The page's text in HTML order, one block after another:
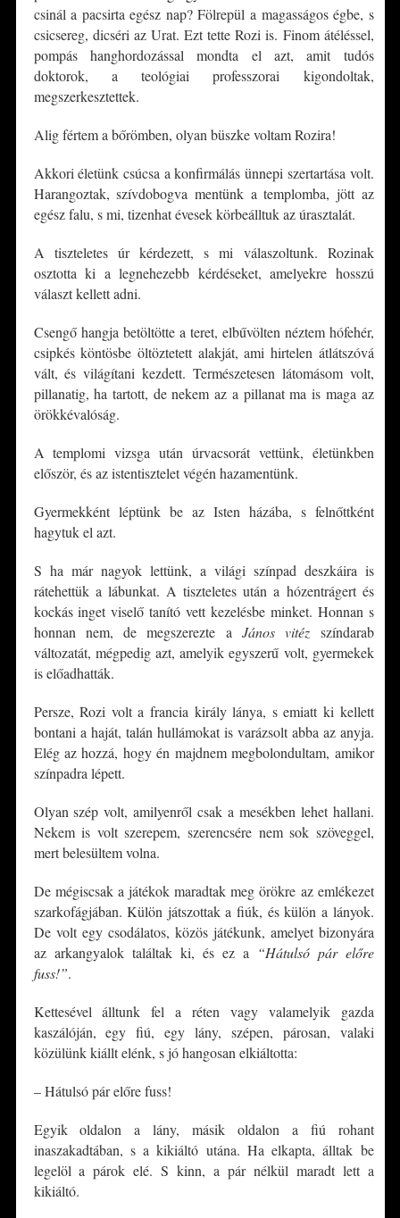
csinál a pacsirta egész nap? Fölrepül a magasságos égbe, s
csicsereg, dicséri az Urat. Ezt tette Rozi is. Finom átéléssel,
pompás hanghordozással mondta el azt, amit tudós
doktorok, a teológiai professzorai kigondoltak,
megszerkesztettek.
Alig fértem a bőrömben, olyan büszke voltam Rozira!
Akkori életünk csúcsa a konfirmálás ünnepi szertartása volt.
Harangoztak, szívdobogva mentünk a templomba, jött az
egész falu, s mi, tizenhat évesek körbeálltuk az úrasztalát.
A tiszteletes úr kérdezett, s mi válaszoltunk. Rozinak
osztotta ki a legnehezebb kérdéseket, amelyekre hosszú
választ kellett adni.
Csengő hangja betöltötte a teret, elbűvölten néztem hófehér,
csipkés köntösbe öltöztetett alakját, ami hirtelen átlátszóvá
vált, és világítani kezdett. Természetesen látomásom volt,
pillanatig, ha tartott, de nekem az a pillanat ma is maga az
örökkévalóság.
A templomi vizsga után úrvacsorát vettünk, életünkben
először, és az istentisztelet végén hazamentünk.
Gyermekként léptünk be az Isten házába, s felnőttként
hagytuk el azt.
S ha már nagyok lettünk, a világi színpad deszkáira is
rátehettük a lábunkat. A tiszteletes után a hózentrágert és
kockás inget viselő tanító vett kezelésbe minket. Honnan s
honnan nem, de megszerezte aJános vitéz színdarab
változatát, mégpedig azt, amelyik egyszerű volt, gyermekek
is előadhatták.
Persze, Rozi volt a francia király lánya, s emiatt ki kellett
bontani a haját, talán hullámokat is varázsolt abba az anyja.
Elég az hozzá, hogy én majdnem megbolondultam, amikor
színpadra lépett.
Olyan szép volt, amilyenről csak a mesékben lehet hallani.
Nekem is volt szerepem, szerencsére nem sok szöveggel,
mert belesültem volna.
De mégiscsak a játékok maradtak meg örökre az emlékezet
szarkofágjában. Külön játszottak a fiúk, és külön a lányok.
De volt egy csodálatos, közös játékunk, amelyet bizonyára
az arkangyalok találtak ki, és ez a “Hátulsó pár előre
fuss!”.
Kettesével álltunk fel a réten vagy valamelyik gazda
kaszálóján, egy fiú, egy lány, szépen, párosan, valaki
közülünk kiállt elénk, s jó hangosan elkiáltotta:
– Hátulsó pár előre fuss!
Egyik oldalon a lány, másik oldalon a fiú rohant
inaszakadtában, s a kikiáltó utána. Ha elkapta, álltak be
legelöl a párok elé. S kinn, a pár nélkül maradt lett a
kikiáltó.